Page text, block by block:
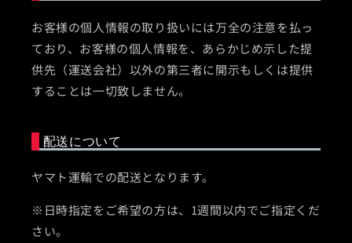
お客様の個人情報の取り扱いには万全の注意を払っ
ており、お客様の個人情報を、あらかじめ示した提
供先（運送会社）以外の第三者に開示もしくは提供
することは一切致しません。
配送について
ヤマト運輸での配送となります。
※日時指定をご希望の方は、1週間以内でご指定くだ
さい。